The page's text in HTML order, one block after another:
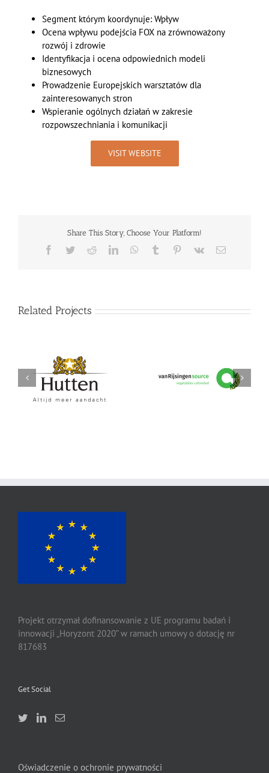
Segment którym koordynuje: Wpływ
Ocena wpływu podejścia FOX na zrównoważony
rozwój i zdrowie
Identyfikacja i ocena odpowiednich modeli
biznesowych
Prowadzenie Europejskich warsztatów dla
zainteresowanych stron
Wspieranie ogólnych działań w zakresie
rozpowszechniania i komunikacji
VISIT WEBSITE
Share This Story, Choose Your Platform!
Facebook
TwitterRedditLinkedInWhatsApp
Tumblr Pinterest
Vk Email
Related Projects
Hutten vanRijsingeningredients
Projekt otrzymał dofinansowanie z UE programu badań i
innowacji „Horyzont 2020” w ramach umowy o dotację nr
817683
Get Social
Oświadczenie o ochronie prywatności